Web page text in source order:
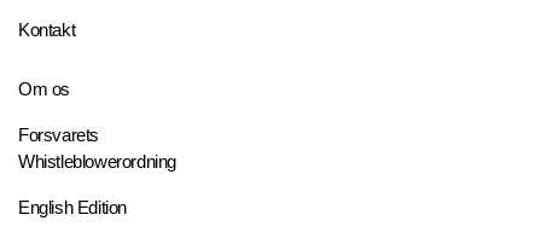
Kontakt
Om os
Forsvarets
Whistleblowerordning
English Edition